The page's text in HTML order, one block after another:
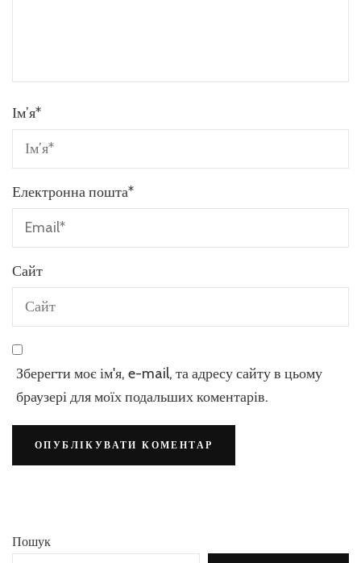
Ім’я*
Електронна пошта*
Сайт
Зберегти моє ім'я, e-mail, та адресу сайту в цьому
браузері для моїх подальших коментарів.
Пошук